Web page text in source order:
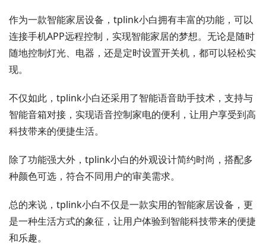
作为一款智能家居设备，tplink小白拥有丰富的功能，可以
连接手机APP远程控制，实现智能家居的梦想。无论是随时
随地控制灯光、电器，还是定时设置开关机，都可以轻松实
现。
不仅如此，tplink小白还采用了智能语音助手技术，支持与
智能音箱对接，实现语音控制家电的便利，让用户享受到高
科技带来的便捷生活。
除了功能强大外，tplink小白的外观设计简约时尚，搭配多
种颜色可选，符合不同用户的审美需求。
总的来说，tplink小白不仅是一款实用的智能家居设备，更
是一种生活方式的象征，让用户体验到智能科技带来的便捷
和乐趣。